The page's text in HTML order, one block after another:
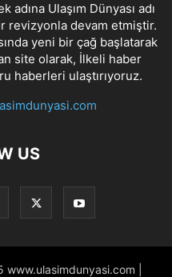
Ulaşım Dünyası adı
revizyonla devam etmiştir.
yeni bir çağ başlatarak
site olarak, İlkeli haber
haberleri ulaştırıyoruz.
US
www.ulasimdunyasi.com |